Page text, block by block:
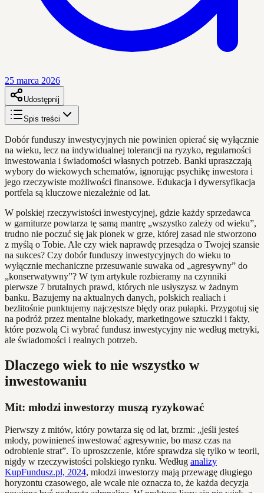
25 marca 2026
Udostępnij
Spis treści
Dobór funduszy inwestycyjnych nie powinien opierać się wyłącznie
na wieku, lecz na indywidualnej tolerancji na ryzyko, regularności
inwestowania i świadomości własnych potrzeb. Banki upraszczają
wybory do wiekowych schematów, ignorując psychikę inwestora i
jego rzeczywiste możliwości finansowe. Edukacja i dywersyfikacja
portfela są kluczowe niezależnie od lat.
W polskiej rzeczywistości inwestycyjnej, gdzie każdy sprzedawca
w garniturze powtarza tę samą mantrę „wszystko zależy od wieku”,
trudno nie poczuć się jak pionek w grze, której zasad nie stworzono
z myślą o Tobie. Ale czy wiek naprawdę przesądza o Twojej szansie
na sukces? Czy dobór funduszy inwestycyjnych do wieku to
wyłącznie mechaniczne przesuwanie suwaka od „agresywny” do
„konserwatywny”? W tym artykule rozbieramy na czynniki
pierwsze 7 brutalnych prawd, których nie usłyszysz w żadnym
banku. Bazujemy na aktualnych danych, polskich realiach i
bezlitośnie punktujemy najczęstsze błędy oraz pułapki. Przygotuj się
na podróż przez mentalne blokady, marketingowe sztuczki i fakty,
które pozwolą Ci wybrać fundusz inwestycyjny nie według metryki,
ale świadomości i realnych potrzeb.
Dlaczego wiek to nie wszystko w
inwestowaniu
Mit: młodzi inwestorzy muszą ryzykować
Pierwszy z mitów, który powtarza się od lat, brzmi: „jeśli jesteś
młody, powinieneś inwestować agresywnie, bo masz czas na
odrobienie strat”. To uproszczenie, które sprawdza się tylko w teorii,
nigdy w rzeczywistości polskiego rynku. Według analizy
KupFundusz.pl, 2024, młodzi inwestorzy mają przewagę długiego
horyzontu czasowego, ale wcale nie oznacza to, że każda decyzja